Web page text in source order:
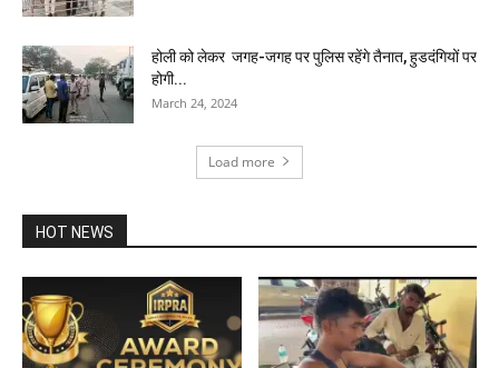
होली को लेकर जगह-जगह पर पुलिस रहेंगे तैनात, हुडदंगियों पर
होगी...
March 24, 2024
Load more
HOT NEWS